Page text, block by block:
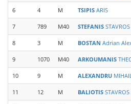
6 4 M TSIPIS ARIS
7 789 M40 STEFANIS STAVROS
8 3 M BOSTAN Adrian
9 1070 M40 ARKOUMANIS
10 9 M ALEXANDRU
11 12 M BALIOTIS STAVROS